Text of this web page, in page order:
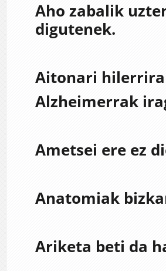
Aho zabalik
digutenek.
Aitonari hilerrira
Alzheimerrak
Ametsei ere ez
Anatomiak
Ariketa beti da